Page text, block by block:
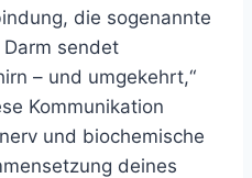
die sogenannte
Darm sendet
– und umgekehrt,“
Kommunikation
und biochemische
deines